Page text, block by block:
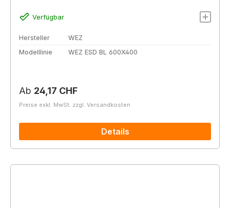
Verfügbar
Hersteller
WEZ
Modelllinie
WEZ ESD BL 600X400
Regulärer Preis:
Ab 24,17 CHF
Preise exkl. MwSt. zzgl. Versandkosten
Details